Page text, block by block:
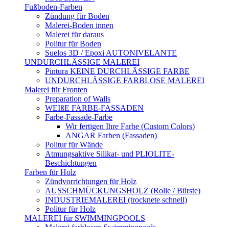
Fußboden-Farben
Zündung für Boden
Malerei-Boden innen
Malerei für daraus
Politur für Boden
Suelos 3D / Epoxi AUTONIVELANTE
UNDURCHLÄSSIGE MALEREI
Pintura KEINE DURCHLÄSSIGE FARBE
UNDURCHLÄSSIGE FARBLOSE MALEREI
Malerei für Fronten
Preparation of Walls
WEIßE FARBE-FASSADEN
Farbe-Fassade-Farbe
Wir fertigen Ihre Farbe (Custom Colors)
ANGAR Farben (Fassaden)
Politur für Wände
Atmungsaktive Silikat- und PLIOLITE-
Beschichtungen
Farben für Holz
Zündvorrichtungen für Holz
AUSSCHMÜCKUNGSHOLZ (Rolle / Bürste)
INDUSTRIEMALEREI (trocknete schnell)
Politur für Holz
MALEREI für SWIMMINGPOOLS